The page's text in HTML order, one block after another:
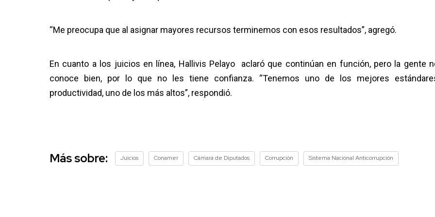
“Me preocupa que al asignar mayores recursos terminemos con esos resultados”, agregó.
En cuanto a los juicios en línea, Hallivis Pelayo aclaró que continúan en función, pero la gente
conoce bien, por lo que no les tiene confianza. “Tenemos uno de los mejores
productividad, uno de los más altos”, respondió.
Más sobre: Juicios Conamer Cámara de Diputados Corrupción Sistema Nacional Anticorrupción